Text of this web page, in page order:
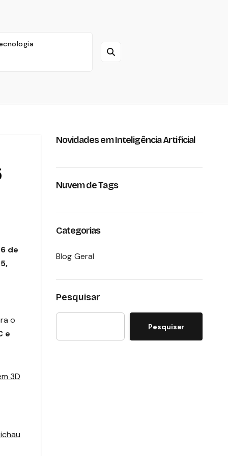
de
o
e
3D
Novidades em Inteligência Artificial
Nuvem de Tags
Categorias
Blog Geral
Pesquisar
Pesquisar